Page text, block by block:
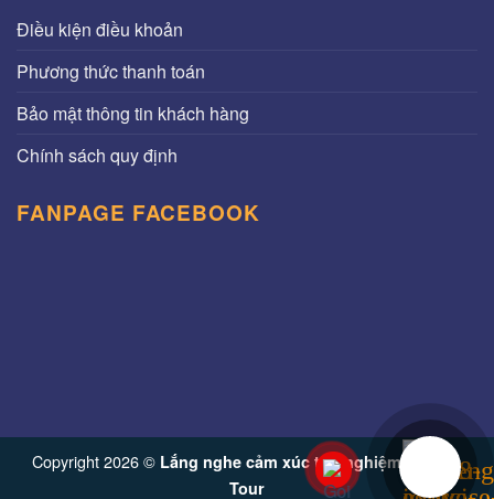
Điều kiện điều khoản
Phương thức thanh toán
Bảo mật thông tin khách hàng
Chính sách quy định
FANPAGE FACEBOOK
Copyright 2026 © Lắng nghe cảm xúc trải nghiệm từ Vinh
Tour